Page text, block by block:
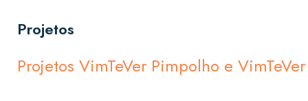
Projetos
Projetos VimTeVer Pimpolho e